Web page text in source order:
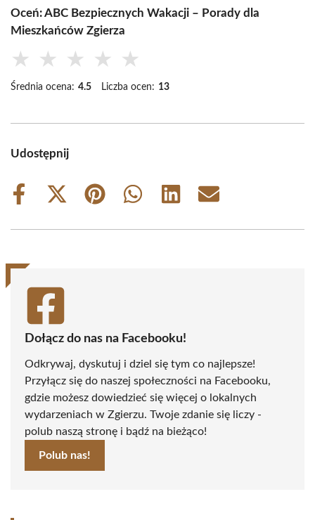
Oceń: ABC Bezpiecznych Wakacji – Porady dla
Mieszkańców Zgierza
★ ★ ★ ★ ★
Średnia ocena: 4.5 Liczba ocen: 13
Udostępnij
Share
Share
(Twitter)
Share
Share
Share
Share
Dołącz do nas na Facebooku!
Odkrywaj, dyskutuj i dziel się tym co najlepsze!
Przyłącz się do naszej społeczności na Facebooku,
gdzie możesz dowiedzieć się więcej o lokalnych
wydarzeniach w Zgierzu. Twoje zdanie się liczy -
polub naszą stronę i bądź na bieżąco!
Polub nas!